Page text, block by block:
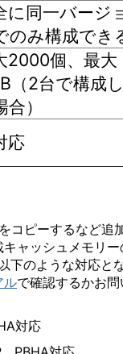
に同一バージ
のみ構成でき
2000個、最大
（2台で構成
）
応
コピーするなど追
ャッシュメモリー
下のような対応と
ルで確認するかお問
対応